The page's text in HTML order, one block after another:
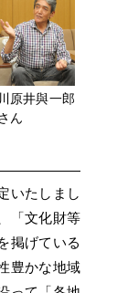
川原井與一郎
ん
いたしまし
「文化財等
掲げている
豊かな地域